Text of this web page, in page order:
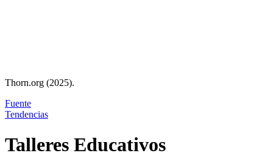
Thorn.org (2025).
Fuente
Tendencias
Talleres Educativos